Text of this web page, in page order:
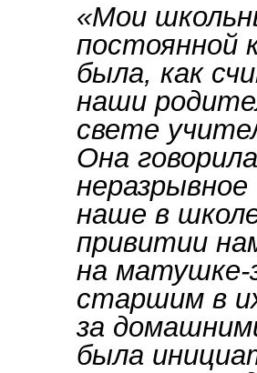
«Мои
постоянной
была, как
наши
свете
Она
наше в
привитии
на матушке-
старшим в
за
была